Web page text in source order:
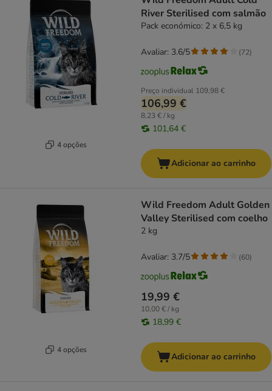
4 opções
River Sterilised com salmão
Pack económico: 2 x 6,5 kg
Preço individual 109,98 €
106,99 €
8,23 € / kg
101,64 €
Avaliar: 3.6/5 (72)
Adicionar ao carrinho
4 opções
Wild Freedom Adult Golden
Valley Sterilised com coelho
2 kg
19,99 €
10,00 € / kg
18,99 €
Avaliar: 3.7/5 (60)
Adicionar ao carrinho